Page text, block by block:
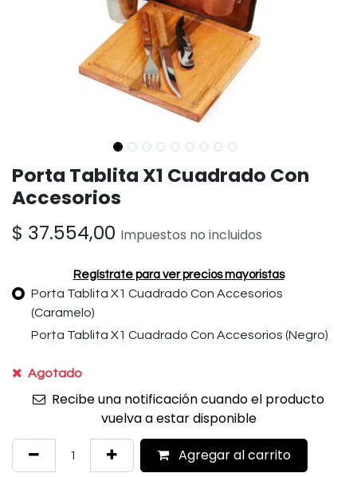
Porta Tablita X1 Cuadrado Con
Accesorios
$ 37.554,00 Impuestos no incluidos
Regístrate para ver precios mayoristas
Porta Tablita X1 Cuadrado Con Accesorios
(Caramelo)
Porta Tablita X1 Cuadrado Con Accesorios (Negro)
Agotado
Recibe una notificación cuando el producto
vuelva a estar disponible
Agregar al carrito